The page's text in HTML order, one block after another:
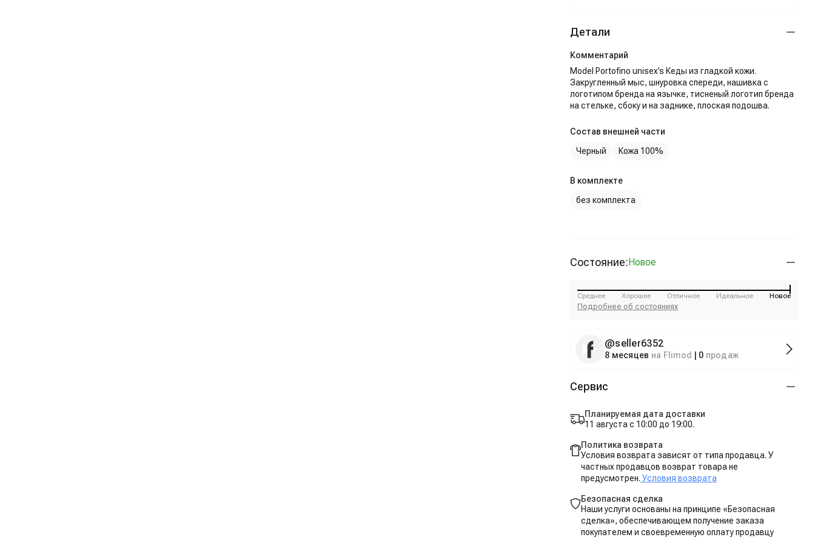
Детали
Комментарий
Model Portofino unisex’s Кеды из гладкой кожи.
Закругленный мыс, шнуровка спереди, нашивка с
логотипом бренда на язычке, тисненый логотип бренда
на стельке, сбоку и на заднике, плоская подошва.
Состав внешней части
Черный
Кожа 100%
В комплекте
без комплекта
Состояние:Новое
Среднее Хорошее Отличное Идеальное Новое
Подробнее об состояниях
@seller6352
8 месяцев на Flimod 0 продаж
Сервис
Планируемая дата доставки
11 августа с 10:00 до 19:00.
Политика возврата
Условия возврата зависят от типа продавца. У
частных продавцов возврат товара не
предусмотрен. Условия возврата
Безопасная сделка
Наши услуги основаны на принципе «Безопасная
сделка», обеспечивающем получение заказа
покупателем и своевременную оплату продавцу